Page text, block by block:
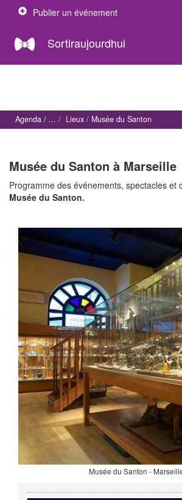
Publier un événement
Sortiraujourdhui
Agenda Lieux Musée du Santon
Musée du Santon à Marseille
Programme des événements, spectacles et
Musée du Santon.
Musée du Santon -